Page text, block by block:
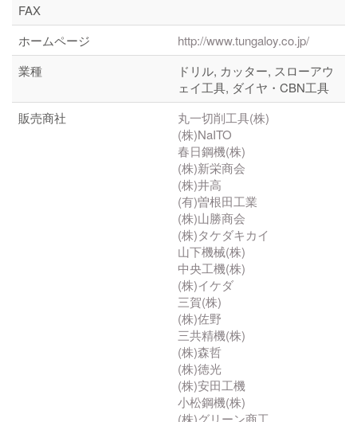
FAX
ホームページ
http://www.tungaloy.co.jp/
業種
ドリル, カッター, スローアウ
ェイ工具, ダイヤ・CBN工具
販売商社
丸一切削工具(株)
(株)NaITO
春日鋼機(株)
(株)新栄商会
(株)井高
(有)曽根田工業
(株)山勝商会
(株)タケダキカイ
山下機械(株)
中央工機(株)
(株)イケダ
三賀(株)
(株)佐野
三共精機(株)
(株)森哲
(株)徳光
(株)安田工機
小松鋼機(株)
(株)グリーン商工